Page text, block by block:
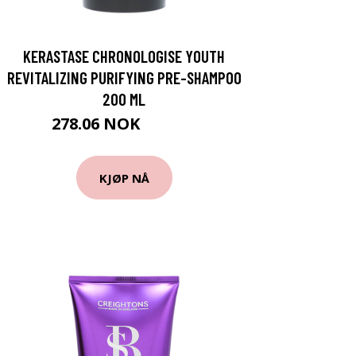
KERASTASE CHRONOLOGISE YOUTH
REVITALIZING PURIFYING PRE-SHAMPOO
200 ML
278.06 NOK
KJØP NÅ